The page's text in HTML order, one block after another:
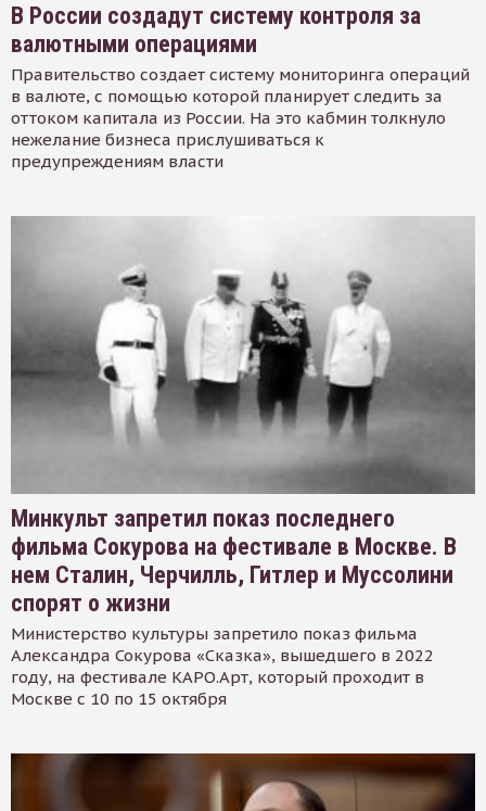
В России создадут систему контроля за
валютными операциями
Правительство создает систему мониторинга операций
в валюте, с помощью которой планирует следить за
оттоком капитала из России. На это кабмин толкнуло
нежелание бизнеса прислушиваться к
предупреждениям власти
Минкульт запретил показ последнего
фильма Сокурова на фестивале в Москве. В
нем Сталин, Черчилль, Гитлер и Муссолини
спорят о жизни
Министерство культуры запретило показ фильма
Александра Сокурова «Сказка», вышедшего в 2022
году, на фестивале КАРО.Арт, который проходит в
Москве с 10 по 15 октября